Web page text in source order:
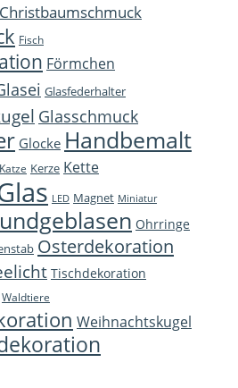
Christbaumschmuck
Fisch
Förmchen
Glasfederhalter
Glasschmuck
Glocke Handbemalt
Katze Kerze Kette
LED Magnet Miniatur
Ohrringe
Osterdekoration
Tischdekoration
Waldtiere
Weihnachtskugel